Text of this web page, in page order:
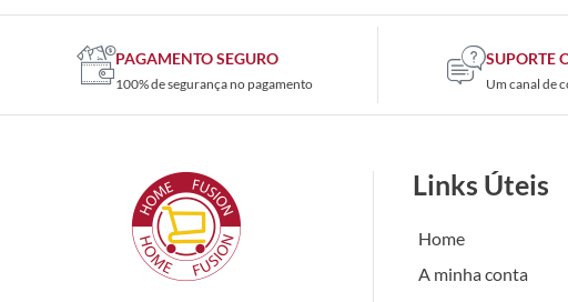
PAGAMENTO SEGURO
100% de segurança no pagamento
SUPORTE
Um canal de
Links Úteis
Home
A minha conta